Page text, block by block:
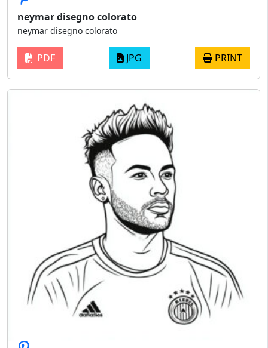
neymar disegno colorato
neymar disegno colorato
PDF JPG PRINT